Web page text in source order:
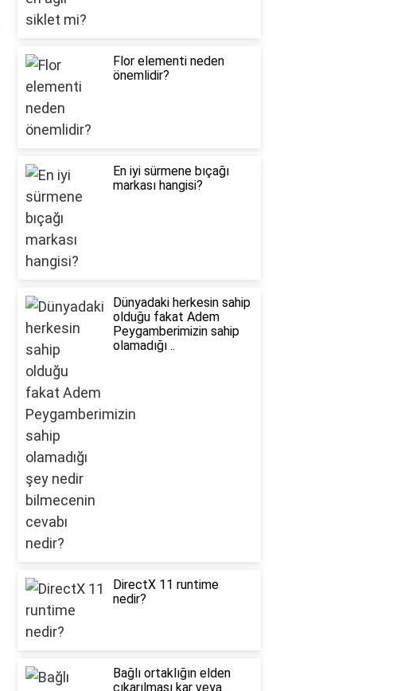
Flor elementi neden
önemlidir?
En iyi sürmene bıçağı
markası hangisi?
Dünyadaki herkesin sahip
olduğu fakat Adem
Peygamberimizin sahip
olamadığı ..
DirectX 11 runtime
nedir?
Bağlı ortaklığın elden
çıkarılması kar veya